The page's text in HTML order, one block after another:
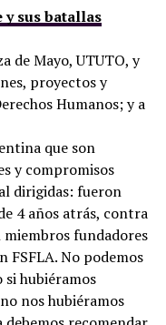
sus batallas
de Mayo, UTUTO, y
proyectos y
Humanos; y a
que son
y compromisos
dirigidas: fueron
4 años atrás, contra
fundadores
FSFLA. No podemos
hubiéramos
nos hubiéramos